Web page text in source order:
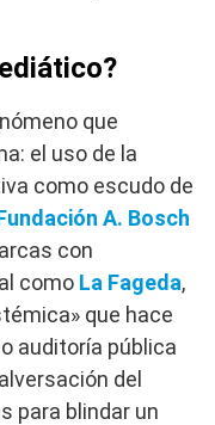
que
el uso de la
como escudo de
A. Bosch
con
como La Fageda,
que hace
auditoría pública
del
para blindar un